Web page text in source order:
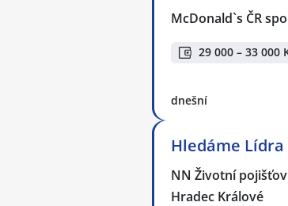
McDonald`s ČR
29 000 – 33 000
dnešní
Hledáme Lídra
NN Životní
Hradec Králové